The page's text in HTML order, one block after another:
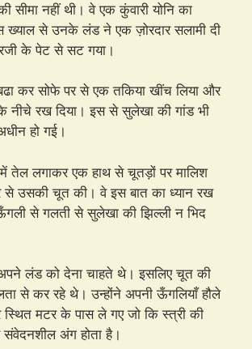
सीमा नहीं थी। वे एक कुंवारी योनि का
से उनके लंड ने एक ज़ोरदार सलामी दी
के पेट से सट गया।
कर सोफे पर से एक तकिया खींच लिया और
रख दिया। इस से सुलेखा की गांड भी
हो गई।
में तेल लगाकर एक हाथ से चूतड़ों पर मालिश
उसकी चूत की। वे इस बात का ध्यान रख
से गलती से सुलेखा की झिल्ली न भिद
अपने लंड को देना चाहते थे। इसलिए चूत की
से कर रहे थे। उन्होंने अपनी ऊँगलियाँ हौले
स्थित मटर के पास ले गए जो कि स्त्री की
संवेदनशील अंग होता है।